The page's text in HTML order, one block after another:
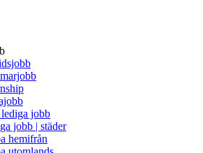
jobb
jobb | städer
hemifrån